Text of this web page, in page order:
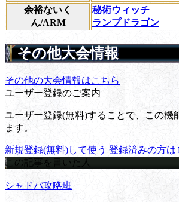
余裕ないく
ん/ARM
秘術ウィッチ
ランプドラゴン
その他大会情報
その他の大会情報はこちら
ユーザー登録のご案内
ユーザー登録(無料)することで、この機
ます。
新規登録(無料)して使う 登録済みの方は
この記事を書いた人
シャドバ攻略班